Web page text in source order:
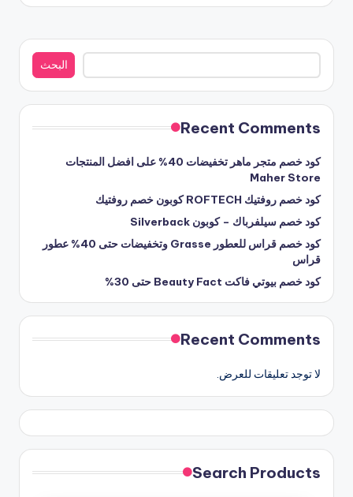
البحث
البحث
Recent Comments
كود خصم متجر ماهر تخفيضات 40% على افضل المنتجات
Maher Store
كود خصم روفتيك ROFTECH كوبون خصم روفتيك
كود خصم سيلفرباك – كوبون Silverback
كود خصم قراس للعطور Grasse وتخفيضات حتى 40% عطور
قراس
كود خصم بيوتي فاكت Beauty Fact حتى 30%
Recent Comments
لا توجد تعليقات للعرض.
Search Products